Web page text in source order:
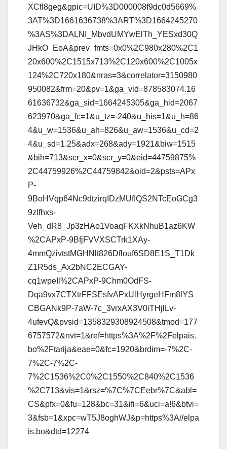
XCfI8geg&gpic=UID%3D000008f9dc0d5669%
3AT%3D1661636738%3ART%3D1664245270
%3AS%3DALNI_MbvdUMYwElTh_YESxd30Q
JHkO_EoA&prev_fmts=0x0%2C980x280%2C1
20x600%2C1515x713%2C120x600%2C1005x
124%2C720x180&nras=3&correlator=3150980
950082&frm=20&pv=1&ga_vid=878583074.16
61636732&ga_sid=1664245305&ga_hid=2067
623970&ga_fc=1&u_tz=-240&u_his=1&u_h=86
4&u_w=1536&u_ah=826&u_aw=1536&u_cd=2
4&u_sd=1.25&adx=268&ady=1921&biw=1515
&bih=713&scr_x=0&scr_y=0&eid=44759875%
2C44759926%2C44759842&oid=2&psts=APx
P-
9BoHVqp64Nc9dtzirqIDzMUfIQS2NTcEoGCg3
9zlfhxs-
Veh_dR8_Jp3zHAo1VoaqFKXkNhuB1az6KW
%2CAPxP-9BfjFVVXSCTrk1XAy-
4mmQzivtstMGHNlt826Dflouf6SD8E1S_T1Dk
Z1R5ds_Ax2bNC2ECGAY-
cq1wpeIl%2CAPxP-9Chm0OdFS-
Dqa9vx7CTXtrFFSEsfvAPxUlHyrgeHFm8lYS
CBGANk9P-7aW-7c_3vrxAX3V0iTHjlLv-
4ufevQ&pvsid=1358329308924508&tmod=177
6757572&nvt=1&ref=https%3A%2F%2Felpais.
bo%2Ftarija&eae=0&fc=1920&brdim=-7%2C-
7%2C-7%2C-
7%2C1536%2C0%2C1550%2C840%2C1536
%2C713&vis=1&rsz=%7C%7CEebr%7C&abl=
CS&pfx=0&fu=128&bc=31&ifi=6&uci=a!6&btvi=
3&fsb=1&xpc=wT5J8oghWJ&p=https%3A//elpa
is.bo&dtd=12274